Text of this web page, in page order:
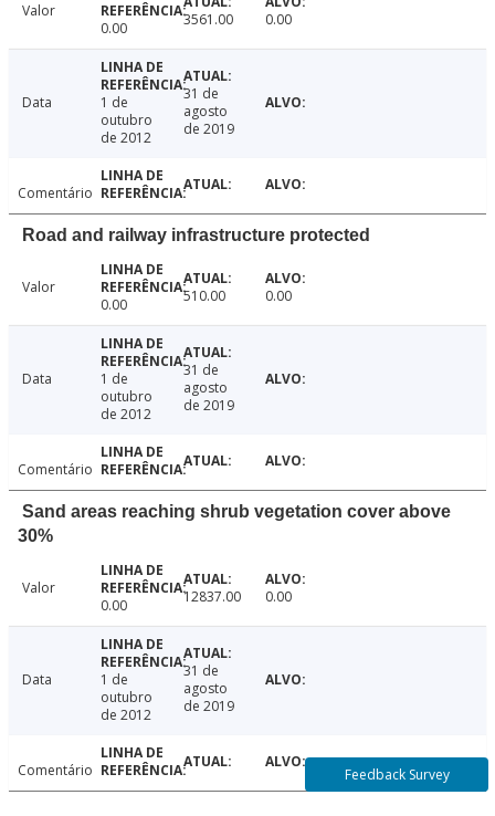
Valor
0.00
3561.00 0.00
Data
1 de
outubro
de 2012
31 de
agosto
de 2019
Comentário
Road and railway infrastructure protected
Valor
0.00
510.00 0.00
Data
1 de
outubro
de 2012
31 de
agosto
de 2019
Comentário
Sand areas reaching shrub vegetation cover above
30%
Valor
0.00
12837.00 0.00
Data
1 de
outubro
de 2012
31 de
agosto
de 2019
Comentário Feedback Survey